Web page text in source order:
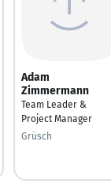
Adam
Zimmermann
Team Leader &
Project Manager
Grüsch